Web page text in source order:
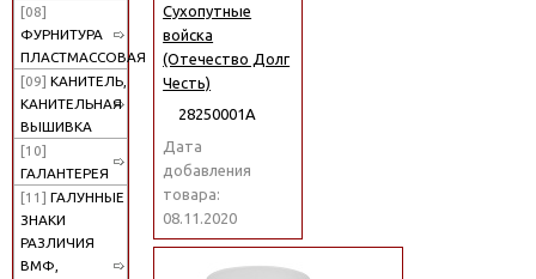
[08]
ФУРНИТУРА
ПЛАСТМАССОВАЯ
[09] КАНИТЕЛЬ,
КАНИТЕЛЬНАЯ
ВЫШИВКА
[10]
ГАЛАНТЕРЕЯ
[11] ГАЛУННЫЕ
ЗНАКИ
РАЗЛИЧИЯ
ВМФ,
Сухопутные
войска
(Отечество Долг
Честь)
28250001А
Дата
добавления
товара:
08.11.2020